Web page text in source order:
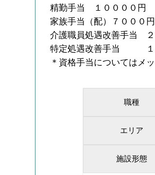
精勤手当 １００００円
家族手当（配）７０００
介護職員処遇改善手当
特定処遇改善手当 １
＊資格手当についてはメ
職種
エリア
施設形態